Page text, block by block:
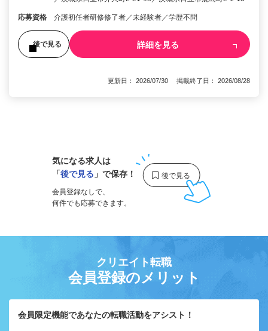
応募資格 介護初任者研修修了者／未経験者／学歴不問
後で見る 詳細を見る
更新日： 2026/07/30 掲載終了日： 2026/08/28
気になる求人は
「後で見る 」で保存！
会員登録なしで、
何件でも応募できます。
クリエイト転職
会員登録のメリット
会員限定機能であなたの転職活動をアシスト！